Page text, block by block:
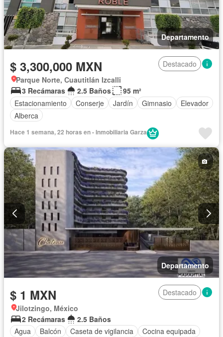
Departamento
$ 3,300,000 MXN
Destacado
Parque Norte, Cuautitlán Izcalli
3 Recámaras
2.5 Baños
95 m²
Estacionamiento
Conserje Jardín Gimnasio
Elevador
Alberca
Hace 1 semana, 22 horas en - Inmobiliaria Garza
Departamento
$ 1 MXN
Destacado
Jilotzingo, México
2 Recámaras
2.5 Baños
Agua
Balcón Caseta de vigilancia
Cocina equipada